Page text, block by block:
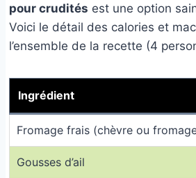
pour crudités est une option
Voici le détail des calories et
l’ensemble de la recette (4
Ingrédient
Fromage frais (chèvre ou
Gousses d’ail